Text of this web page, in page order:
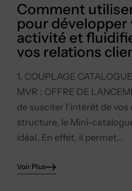
Comment
pour développer
activité et
vos relations
1. COUPLAGE
MVR : OFFRE DE
de susciter l’intérêt de
structure, le Mini-
idéal. En effet, il permet…
Voir Plus